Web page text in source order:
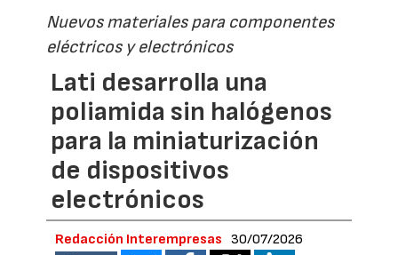
Nuevos materiales para componentes
eléctricos y electrónicos
Lati desarrolla una
poliamida sin halógenos
para la miniaturización
de dispositivos
electrónicos
Redacción Interempresas 30/07/2026